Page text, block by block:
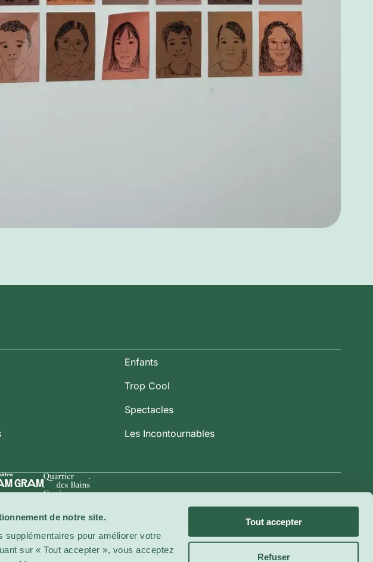
de notre site.
pour améliorer votre
sur « Tout accepter », vous acceptez
Tout accepter
Refuser
Enfants
Trop Cool
Spectacles
Les Incontournables